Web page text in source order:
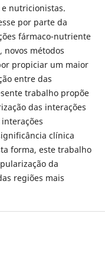
nutricionistas.
por parte da
fármaco-nutriente
novos métodos
propiciar um maior
entre das
trabalho propõe
das interações
clínica
forma, este trabalho
da
regiões mais